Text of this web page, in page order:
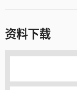
资料下载